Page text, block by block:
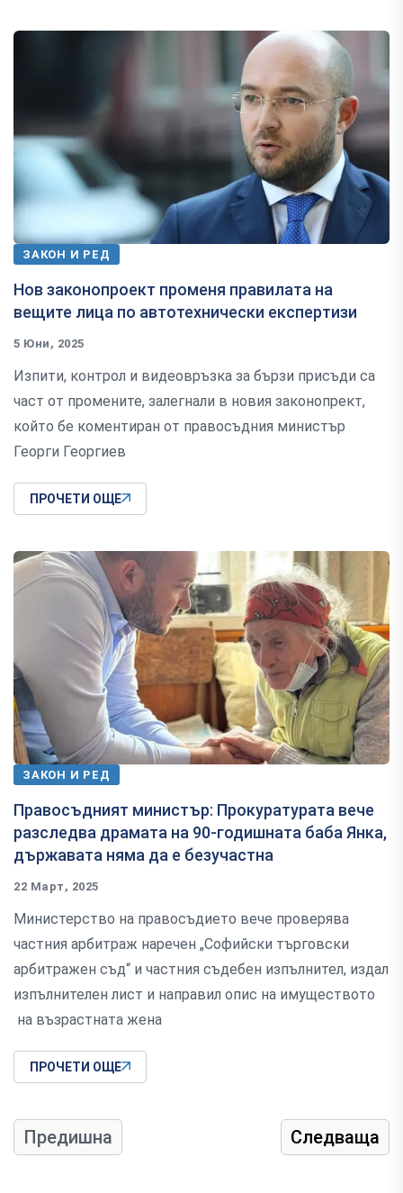
ЗАКОН И РЕД
Нов законопроект променя правилата на
вещите лица по автотехнически експертизи
5 Юни, 2025
Изпити, контрол и видеовръзка за бързи присъди са
част от промените, залегнали в новия законопрект,
който бе коментиран от правосъдния министър
Георги Георгиев
ПРОЧЕТИ ОЩЕ
ЗАКОН И РЕД
Правосъдният министър: Прокуратурата вече
разследва драмата на 90-годишната баба Янка,
държавата няма да е безучастна
22 Март, 2025
Министерство на правосъдието вече проверява
частния арбитраж наречен „Софийски търговски
арбитражен съд“ и частния съдебен изпълнител, издал
изпълнителен лист и направил опис на имуществото
на възрастната жена
ПРОЧЕТИ ОЩЕ
Предишна Следваща